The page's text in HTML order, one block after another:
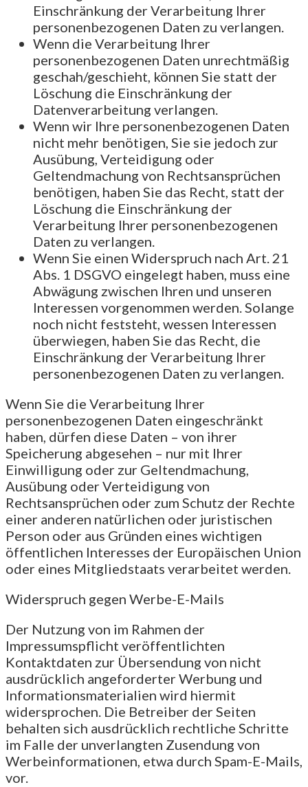
Einschränkung der Verarbeitung Ihrer
personenbezogenen Daten zu verlangen.
Wenn die Verarbeitung Ihrer
personenbezogenen Daten unrechtmäßig
geschah/geschieht, können Sie statt der
Löschung die Einschränkung der
Datenverarbeitung verlangen.
Wenn wir Ihre personenbezogenen Daten
nicht mehr benötigen, Sie sie jedoch zur
Ausübung, Verteidigung oder
Geltendmachung von Rechtsansprüchen
benötigen, haben Sie das Recht, statt der
Löschung die Einschränkung der
Verarbeitung Ihrer personenbezogenen
Daten zu verlangen.
Wenn Sie einen Widerspruch nach Art. 21
Abs. 1 DSGVO eingelegt haben, muss eine
Abwägung zwischen Ihren und unseren
Interessen vorgenommen werden. Solange
noch nicht feststeht, wessen Interessen
überwiegen, haben Sie das Recht, die
Einschränkung der Verarbeitung Ihrer
personenbezogenen Daten zu verlangen.
Wenn Sie die Verarbeitung Ihrer
personenbezogenen Daten eingeschränkt
haben, dürfen diese Daten – von ihrer
Speicherung abgesehen – nur mit Ihrer
Einwilligung oder zur Geltendmachung,
Ausübung oder Verteidigung von
Rechtsansprüchen oder zum Schutz der Rechte
einer anderen natürlichen oder juristischen
Person oder aus Gründen eines wichtigen
öffentlichen Interesses der Europäischen Union
oder eines Mitgliedstaats verarbeitet werden.
Widerspruch gegen Werbe-E-Mails
Der Nutzung von im Rahmen der
Impressumspflicht veröffentlichten
Kontaktdaten zur Übersendung von nicht
ausdrücklich angeforderter Werbung und
Informationsmaterialien wird hiermit
widersprochen. Die Betreiber der Seiten
behalten sich ausdrücklich rechtliche Schritte
im Falle der unverlangten Zusendung von
Werbeinformationen, etwa durch Spam-E-Mails,
vor.